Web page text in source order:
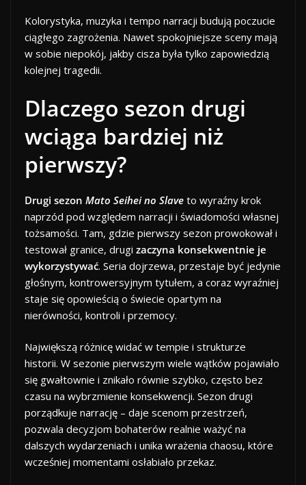
Kolorystyka, muzyka i tempo narracji budują poczucie
ciągłego zagrożenia. Nawet spokojniejsze sceny mają
w sobie niepokój, jakby cisza była tylko zapowiedzią
kolejnej tragedii.
Dlaczego sezon drugi
wciąga bardziej niż
pierwszy?
Drugi sezon Mato Seihei no Slave to wyraźny krok
naprzód pod względem narracji i świadomości własnej
tożsamości. Tam, gdzie pierwszy sezon prowokował i
testował granice, drugi zaczyna konsekwentnie je
wykorzystywać. Seria dojrzewa, przestaje być jedynie
głośnym, kontrowersyjnym tytułem, a coraz wyraźniej
staje się opowieścią o świecie opartym na
nierówności, kontroli i przemocy.
Największą różnicę widać w tempie i strukturze
historii. W sezonie pierwszym wiele wątków pojawiało
się gwałtownie i znikało równie szybko, często bez
czasu na wybrzmienie konsekwencji. Sezon drugi
porządkuje narrację – daje scenom przestrzeń,
pozwala decyzjom bohaterów realnie ważyć na
dalszych wydarzeniach i unika wrażenia chaosu, które
wcześniej momentami osłabiało przekaz.